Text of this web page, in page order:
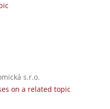
s.r.o.
on a related topic